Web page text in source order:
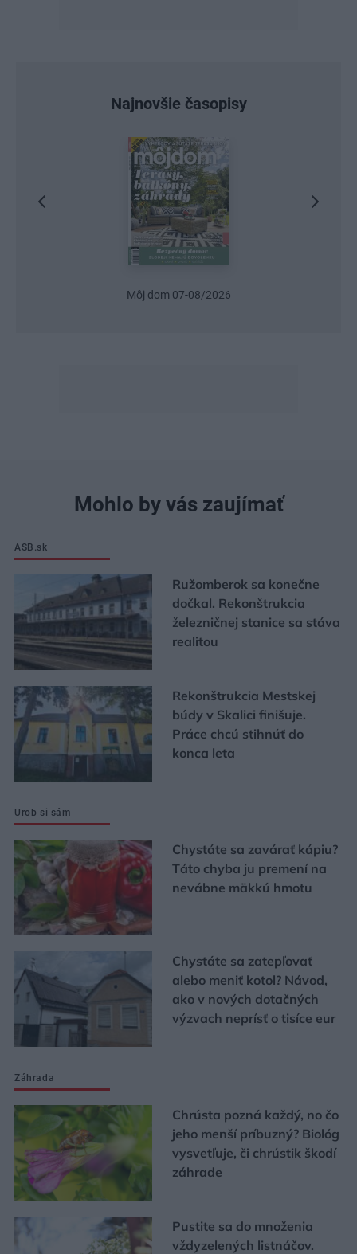
Najnovšie časopisy
Urob si sám 6/2026
Mohlo by vás zaujímať
ASB.sk
Ružomberok sa konečne
dočkal. Rekonštrukcia
železničnej stanice sa stáva
realitou
Rekonštrukcia Mestskej
búdy v Skalici finišuje.
Práce chcú stihnúť do
konca leta
Urob si sám
Chystáte sa zavárať kápiu?
Táto chyba ju premení na
nevábne mäkkú hmotu
Chystáte sa zatepľovať
alebo meniť kotol? Návod,
ako v nových dotačných
výzvach neprísť o tisíce eur
Záhrada
Chrústa pozná každý, no čo
jeho menší príbuzný? Biológ
vysvetľuje, či chrústik škodí
záhrade
Pustite sa do množenia
vždyzelených listnáčov.